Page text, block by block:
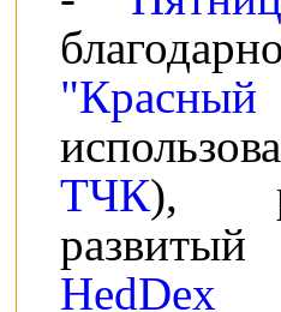
ТЧК),
HedDex